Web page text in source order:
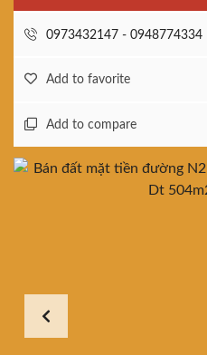
0973432147 - 0948774334
Add to favorite
Add to compare